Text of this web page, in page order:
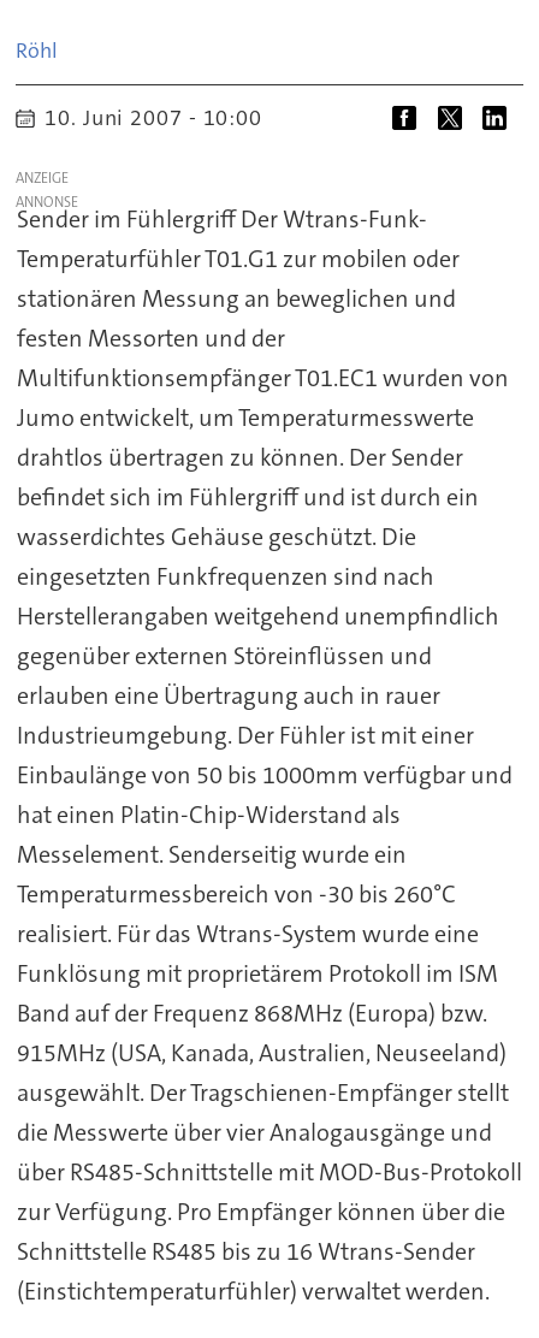
Röhl
10. Juni 2007 - 10:00
ANZEIGE
Sender im Fühlergriff Der Wtrans-Funk-
Temperaturfühler T01.G1 zur mobilen oder
stationären Messung an beweglichen und
festen Messorten und der
Multifunktionsempfänger T01.EC1 wurden von
Jumo entwickelt, um Temperaturmesswerte
drahtlos übertragen zu können. Der Sender
befindet sich im Fühlergriff und ist durch ein
wasserdichtes Gehäuse geschützt. Die
eingesetzten Funkfrequenzen sind nach
Herstellerangaben weitgehend unempfindlich
gegenüber externen Störeinflüssen und
erlauben eine Übertragung auch in rauer
Industrieumgebung. Der Fühler ist mit einer
Einbaulänge von 50 bis 1000mm verfügbar und
hat einen Platin-Chip-Widerstand als
Messelement. Senderseitig wurde ein
Temperaturmessbereich von -30 bis 260°C
realisiert. Für das Wtrans-System wurde eine
Funklösung mit proprietärem Protokoll im ISM
Band auf der Frequenz 868MHz (Europa) bzw.
915MHz (USA, Kanada, Australien, Neuseeland)
ausgewählt. Der Tragschienen-Empfänger stellt
die Messwerte über vier Analogausgänge und
über RS485-Schnittstelle mit MOD-Bus-Protokoll
zur Verfügung. Pro Empfänger können über die
Schnittstelle RS485 bis zu 16 Wtrans-Sender
(Einstichtemperaturfühler) verwaltet werden.